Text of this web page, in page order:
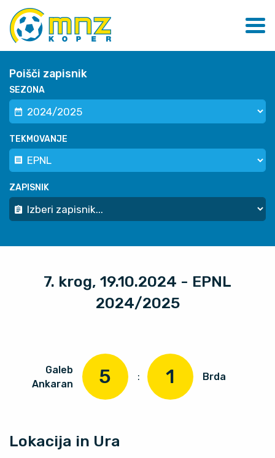
Poišči zapisnik
SEZONA
TEKMOVANJE
ZAPISNIK
7. krog, 19.10.2024 - EPNL
2024/2025
Galeb
Ankaran
5 : 1 Brda
Lokacija in Ura